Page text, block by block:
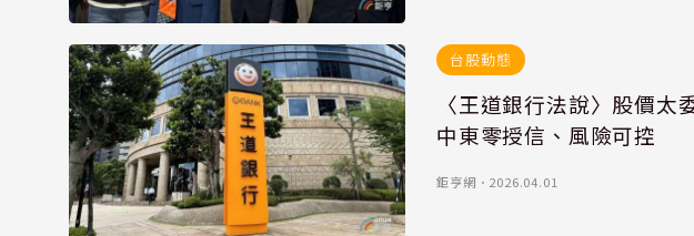
台股動態
〈王道銀行法說〉股價
中東零授信、風險可控
鉅亨網 ． 2026.04.01